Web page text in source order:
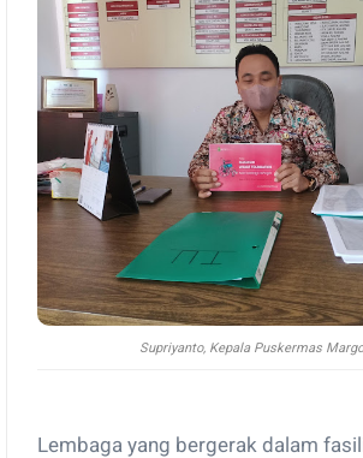
Supriyanto, Kepala Puskermas
Lembaga yang bergerak dalam